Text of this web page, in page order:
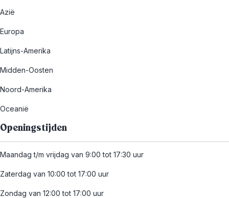
Azië
Europa
Latijns-Amerika
Midden-Oosten
Noord-Amerika
Oceanië
Openingstijden
Maandag t/m vrijdag van 9:00 tot 17:30 uur
Zaterdag van 10:00 tot 17:00 uur
Zondag van 12:00 tot 17:00 uur